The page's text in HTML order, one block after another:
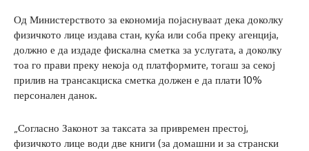
Од Министерството за економија појаснуваат дека доколку
физичкото лице издава стан, куќа или соба преку агенција,
должно е да издаде фискална сметка за услугата, а доколку
тоа го прави преку некоја од платформите, тогаш за секој
прилив на трансакциска сметка должен е да плати 10%
персонален данок.
„Согласно Законот за таксата за привремен престој,
физичкото лице води две книги (за домашни и за странски